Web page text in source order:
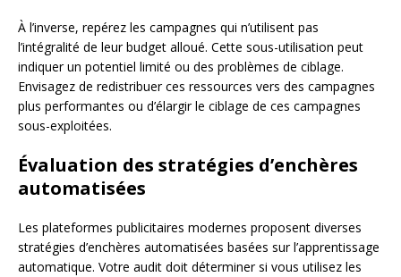
À l’inverse, repérez les campagnes qui n’utilisent pas
l’intégralité de leur budget alloué. Cette sous-utilisation peut
indiquer un potentiel limité ou des problèmes de ciblage.
Envisagez de redistribuer ces ressources vers des campagnes
plus performantes ou d’élargir le ciblage de ces campagnes
sous-exploitées.
Évaluation des stratégies d’enchères
automatisées
Les plateformes publicitaires modernes proposent diverses
stratégies d’enchères automatisées basées sur l’apprentissage
automatique. Votre audit doit déterminer si vous utilisez les